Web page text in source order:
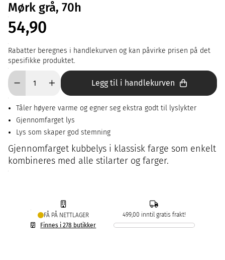
Mørk grå, 70h
54,90
Rabatter beregnes i handlekurven og kan påvirke prisen på det
spesifikke produktet.
Legg til i handlekurven
Tåler høyere varme og egner seg ekstra godt til lyslykter
Gjennomfarget lys
Lys som skaper god stemning
Gjennomfarget kubbelys i klassisk farge som enkelt
kombineres med alle stilarter og farger.
FÅ PÅ NETTLAGER
Finnes i 278 butikker
499,00 inntil gratis frakt!